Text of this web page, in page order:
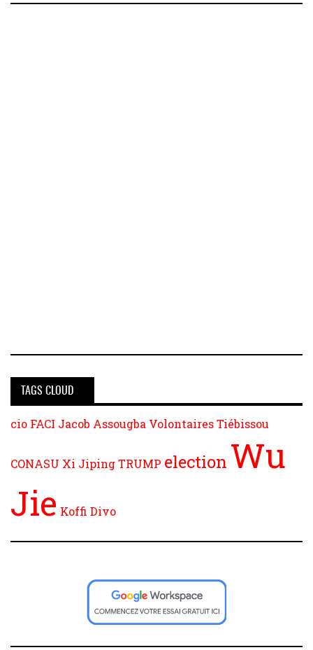
TAGS CLOUD
cio FACI Jacob Assougba VolontairesTiébissou
CONASU Xi JipingTRUMP election Wu
Jie Koffi Divo